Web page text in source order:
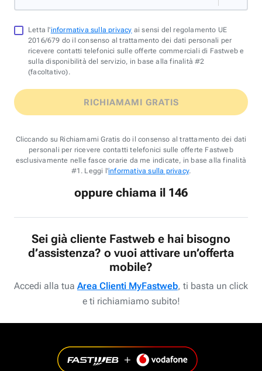
Letta l'informativa sulla privacy ai sensi del regolamento UE
2016/679 do il consenso al trattamento dei dati personali per
ricevere contatti telefonici sulle offerte commerciali di Fastweb e
sulla disponibilità del servizio, in base alla finalità #2
(facoltativo).
RICHIAMAMI GRATIS
Cliccando su Richiamami Gratis do il consenso al trattamento dei dati
personali per ricevere contatti telefonici sulle offerte Fastweb
esclusivamente nelle fasce orarie da me indicate, in base alla finalità
#1. Leggi l'informativa sulla privacy.
oppure chiama il 146
Sei già cliente Fastweb e hai bisogno
d’assistenza? o vuoi attivare un’offerta
mobile?
Accedi alla tua Area Clienti MyFastweb, ti basta un click
e ti richiamiamo subito!